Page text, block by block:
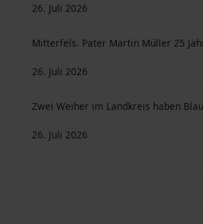
26. Juli 2026
Mitterfels. Pater Martin Müller 25
26. Juli 2026
Zwei Weiher im Landkreis haben
26. Juli 2026